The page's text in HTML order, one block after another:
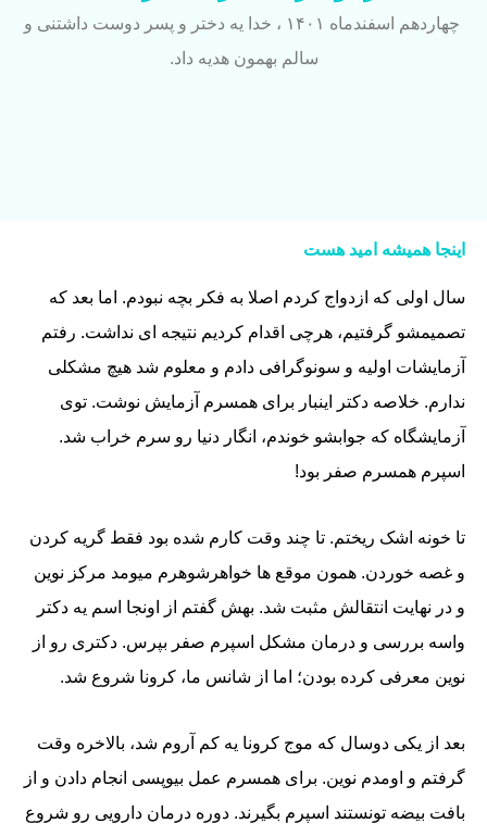
چهاردهم اسفندماه ۱۴۰۱ ، خدا یه دختر و پسر دوست داشتنی و
سالم بهمون هدیه داد.
اینجا همیشه امید هست
سال اولی که ازدواج کردم اصلا به فکر بچه نبودم. اما بعد که
تصمیمشو گرفتیم، هرچی اقدام کردیم نتیجه ای نداشت. رفتم
آزمایشات اولیه و سونوگرافی دادم و معلوم شد هیچ مشکلی
ندارم. خلاصه دکتر اینبار برای همسرم آزمایش نوشت. توی
آزمایشگاه که جوابشو خوندم، انگار دنیا رو سرم خراب شد.
اسپرم همسرم صفر بود!
تا خونه اشک ریختم. تا چند وقت کارم شده بود فقط گریه کردن
و غصه خوردن. همون موقع ها خواهرشوهرم میومد مرکز نوین
و در نهایت انتقالش مثبت شد. بهش گفتم از اونجا اسم یه دکتر
واسه بررسی و درمان مشکل اسپرم صفر بپرس. دکتری رو از
نوین معرفی کرده بودن؛ اما از شانس ما، کرونا شروع شد.
بعد از یکی دوسال که موج کرونا یه کم آروم شد، بالاخره وقت
گرفتم و اومدم نوین. برای همسرم عمل بیوپسی انجام دادن و از
بافت بیضه تونستند اسپرم بگیرند. دوره درمان دارویی رو شروع